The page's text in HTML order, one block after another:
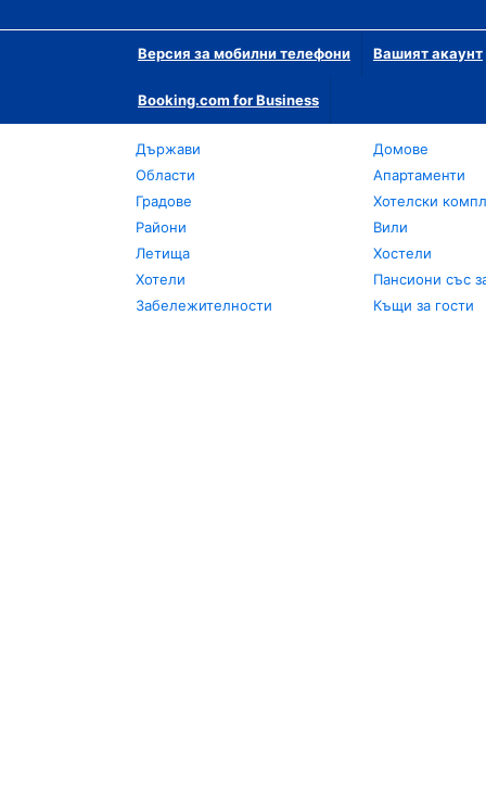
Версия за мобилни телефони Вашият акаунт
Booking.com for Business
Държави
Области
Градове
Райони
Летища
Хотели
Забележителности
Домове
Апартаменти
Хотелски
Вили
Хостели
Пансиони със
Къщи за гости